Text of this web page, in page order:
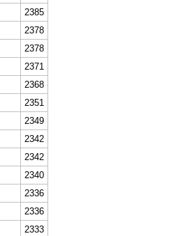
2385
2378
2378
2371
2368
2351
2349
2342
2342
2340
2336
2336
2333